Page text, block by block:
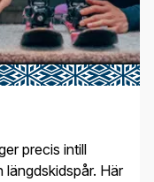
precis intill
Här